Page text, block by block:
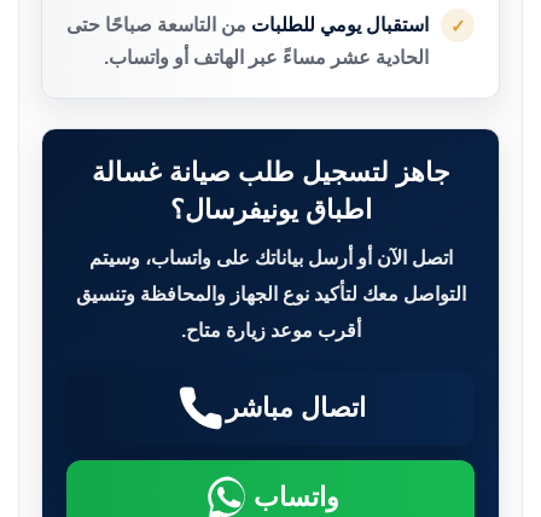
✓ استقبال يومي للطلبات من التاسعة صباحًا حتى
الحادية عشر مساءً عبر الهاتف أو واتساب.
جاهز لتسجيل طلب صيانة غسالة
اطباق يونيفرسال؟
اتصل الآن أو أرسل بياناتك على واتساب، وسيتم
التواصل معك لتأكيد نوع الجهاز والمحافظة وتنسيق
أقرب موعد زيارة متاح.
اتصال مباشر
واتساب